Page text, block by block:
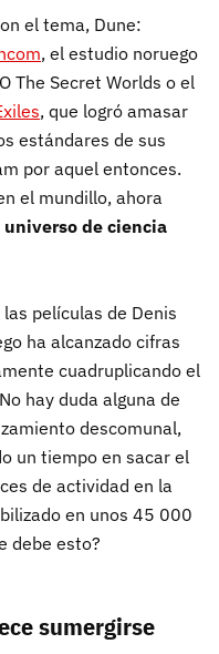
el tema, Dune:
, el estudio noruego
The Secret Worlds o el
, que logró amasar
estándares de sus
por aquel entonces.
el mundillo, ahora
de ciencia
películas de Denis
ha alcanzado cifras
cuadruplicando el
hay duda alguna de
descomunal,
un tiempo en sacar el
de actividad en la
en unos 45 000
debe esto?
sumergirse